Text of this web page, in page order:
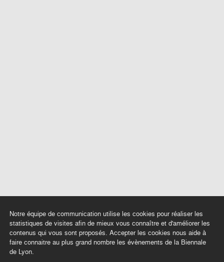
Notre équipe de communication utilise les cookies pour réaliser les
statistiques de visites afin de mieux vous connaître et d'améliorer les
contenus qui vous sont proposés. Accepter les cookies nous aide à
faire connaitre au plus grand nombre les évènements de la Biennale
de Lyon.